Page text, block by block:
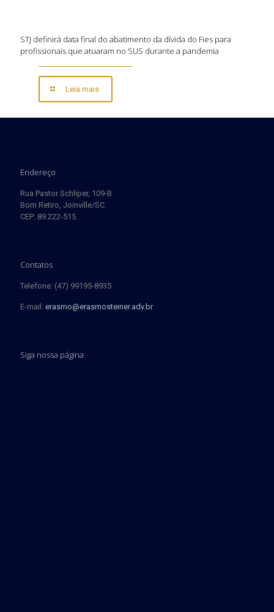
STJ definirá data final do abatimento da dívida do Fies para
profissionais que atuaram no SUS durante a pandemia
Leia mais
Endereço
Rua Pastor Schliper, 109-B
Bom Retiro, Joinville/SC.
CEP: 89.222-515.
Contatos
Telefone: (47) 99195-8935
E-mail: erasmo@erasmosteiner.adv.br
Siga nossa página